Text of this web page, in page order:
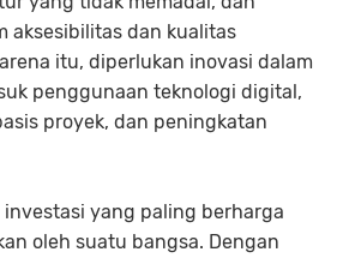
aksesibilitas dan kualitas
itu, diperlukan inovasi dalam
penggunaan teknologi digital,
proyek, dan peningkatan
yang paling berharga
oleh suatu bangsa. Dengan